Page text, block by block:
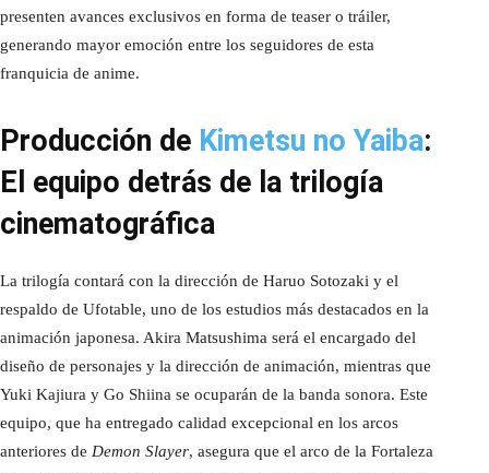
presenten avances exclusivos en forma de teaser o tráiler,
generando mayor emoción entre los seguidores de esta
franquicia de anime.
Producción de Kimetsu no Yaiba:
El equipo detrás de la trilogía
cinematográfica
La trilogía contará con la dirección de Haruo Sotozaki y el
respaldo de Ufotable, uno de los estudios más destacados en la
animación japonesa. Akira Matsushima será el encargado del
diseño de personajes y la dirección de animación, mientras que
Yuki Kajiura y Go Shiina se ocuparán de la banda sonora. Este
equipo, que ha entregado calidad excepcional en los arcos
anteriores de Demon Slayer, asegura que el arco de la Fortaleza